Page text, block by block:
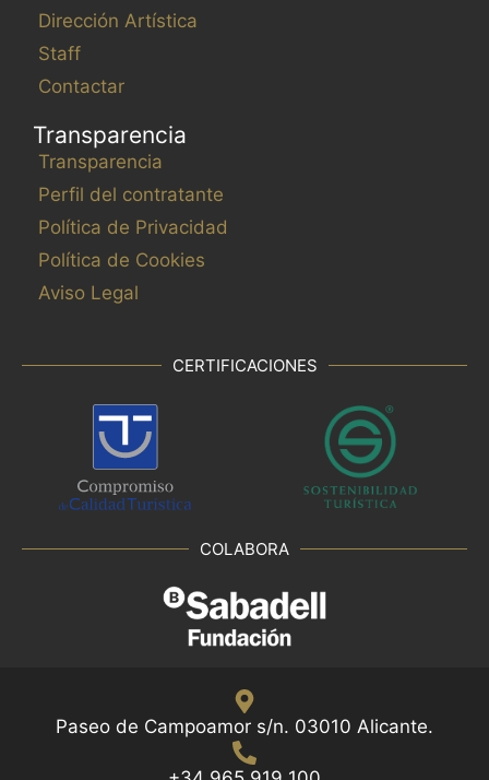
Dirección Artística
Staff
Contactar
Transparencia
Transparencia
Perfil del contratante
Política de Privacidad
Política de Cookies
Aviso Legal
CERTIFICACIONES
COLABORA
Paseo de Campoamor s/n. 03010 Alicante.